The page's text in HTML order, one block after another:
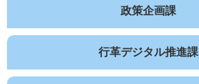
政策企画課
行革デジタル推進課